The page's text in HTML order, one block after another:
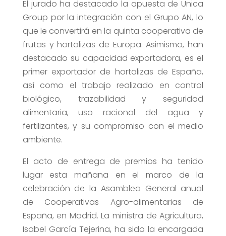
El jurado ha destacado la apuesta de Unica
Group por la integración con el Grupo AN, lo
que le convertirá en la quinta cooperativa de
frutas y hortalizas de Europa. Asimismo, han
destacado su capacidad exportadora, es el
primer exportador de hortalizas de España,
así como el trabajo realizado en control
biológico, trazabilidad y seguridad
alimentaria, uso racional del agua y
fertilizantes, y su compromiso con el medio
ambiente.
El acto de entrega de premios ha tenido
lugar esta mañana en el marco de la
celebración de la Asamblea General anual
de Cooperativas Agro-alimentarias de
España, en Madrid. La ministra de Agricultura,
Isabel García Tejerina, ha sido la encargada